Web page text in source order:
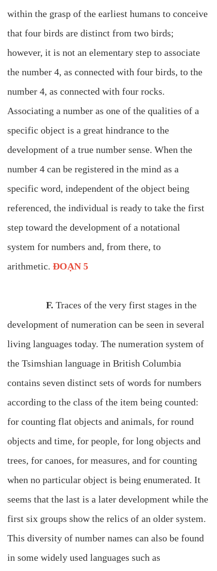
within the grasp of the earliest humans to conceive
that four birds are distinct from two birds;
however, it is not an elementary step to associate
the number 4, as connected with four birds, to the
number 4, as connected with four rocks.
Associating a number as one of the qualities of a
specific object is a great hindrance to the
development of a true number sense. When the
number 4 can be registered in the mind as a
specific word, independent of the object being
referenced, the individual is ready to take the first
step toward the development of a notational
system for numbers and, from there, to
arithmetic. ĐOẠN 5
F. Traces of the very first stages in the
development of numeration can be seen in several
living languages today. The numeration system of
the Tsimshian language in British Columbia
contains seven distinct sets of words for numbers
according to the class of the item being counted:
for counting flat objects and animals, for round
objects and time, for people, for long objects and
trees, for canoes, for measures, and for counting
when no particular object is being enumerated. It
seems that the last is a later development while the
first six groups show the relics of an older system.
This diversity of number names can also be found
in some widely used languages such as